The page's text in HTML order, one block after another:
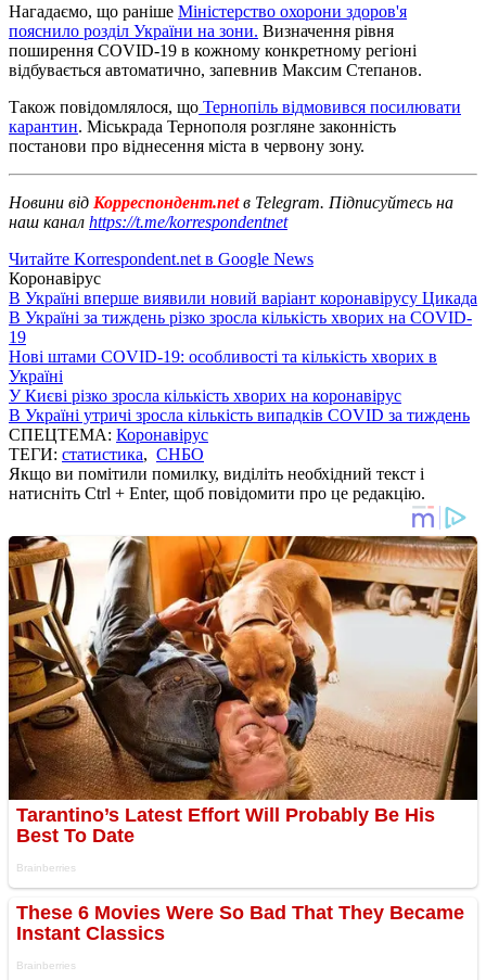
Нагадаємо, що раніше Міністерство охорони здоров'я
пояснило розділ України на зони. Визначення рівня
поширення COVID-19 в кожному конкретному регіоні
відбувається автоматично, запевнив Максим Степанов.
Також повідомлялося, що Тернопіль відмовився посилювати
карантин. Міськрада Тернополя розгляне законність
постанови про віднесення міста в червону зону.
Новини від Корреспондент.netв Telegram. Підписуйтесь на
наш канал https://t.me/korrespondentnet
Читайте Korrespondent.net в Google News
Коронавірус
В Україні вперше виявили новий варіант коронавірусу Цикада
В Україні за тиждень різко зросла кількість хворих на COVID-
19
Нові штами COVID-19: особливості та кількість хворих в
Україні
У Києві різко зросла кількість хворих на коронавірус
В Україні утричі зросла кількість випадків COVID за тиждень
СПЕЦТЕМА: Коронавірус
ТЕГИ: статистика, СНБО
Якщо ви помітили помилку, виділіть необхідний текст і
натисніть Ctrl + Enter, щоб повідомити про це редакцію.